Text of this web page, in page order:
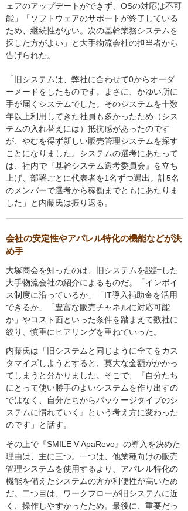
ェアのアップデートができず、OSの対応は不可
能」「ソフトウェアのサポートが終了している
ため、継続性がない。次の基幹業務システムを
探した方がよい」と大手物流会社の担当者から
告げられた。
「旧システムは、弊社に合わせて0からオーダ
ーメードをしたものです。まさに、かゆい所に
手が届くシステムでした。そのシステムを十数
年以上利用してきた社員も多かったため（シス
テムの入れ替えには）抵抗感があったのです
が、やむを得ず新しい販売管理システムを探す
ことになりました。システムの選考にあたって
は、社内で『基幹システム選考委員会』を立ち
上げ、部署ごとに代表者を1名ずつ選出。計5名
のメンバーで選考から稼働までともにあたりま
した」と内藤氏は振り返る。
会社の安定性やアパレル特化の機能などが決
め手
大塚商会を知ったのは、旧システムを設計した
大手物流会社の紹介によるものだ。「インボイ
ス制度に沿っているか」「IT導入補助金を活用
できるか」「豊富な販売チャネルに対応可能
か」やコスト面といった条件を踏まえて数社に
絞り、慎重にヒアリングを重ねていった。
内藤氏は「旧システムと同じように全てをカス
タマイズしようとすると、莫大な金額がかかっ
てしまうと分かりました。そこで、『自分たち
にとって使い勝手のよいシステムを作り出すの
ではなく、自分たちからパッケージタイプのシ
ステムに慣れていく』という考え方に変わった
のです」と話す。
その上で『SMILE V ApaRevo』の導入を決めた
理由は、主に三つ。一つは、他業種向けの販売
管理システムを使用するより、アパレル特化の
機能を備えたシステムの方が利便性が高いため
だ。二つ目は、ワークフローが旧システムに近
く、操作しやすかったため。最後に、重要だっ